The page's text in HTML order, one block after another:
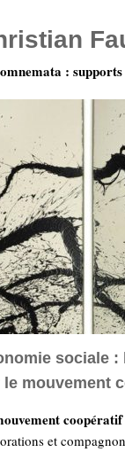
sociale :
le mouvement
et
: